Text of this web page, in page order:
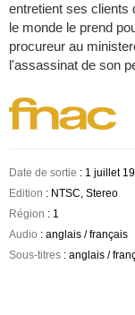
entretient ses clients
le monde le prend
procureur au
l'assassinat de son
Date de sortie : 1 juillet
Edition : NTSC, Stereo
Région : 1
Audio : anglais / français
Sous-titres : anglais /